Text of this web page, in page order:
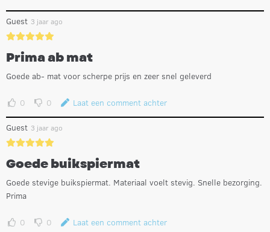
Guest 3 jaar ago
Prima ab mat
Goede ab- mat voor scherpe prijs en zeer snel geleverd
0 0 Laat een comment achter
Guest 3 jaar ago
Goede buikspiermat
Goede stevige buikspiermat. Materiaal voelt stevig. Snelle bezorging.
Prima
0 0 Laat een comment achter